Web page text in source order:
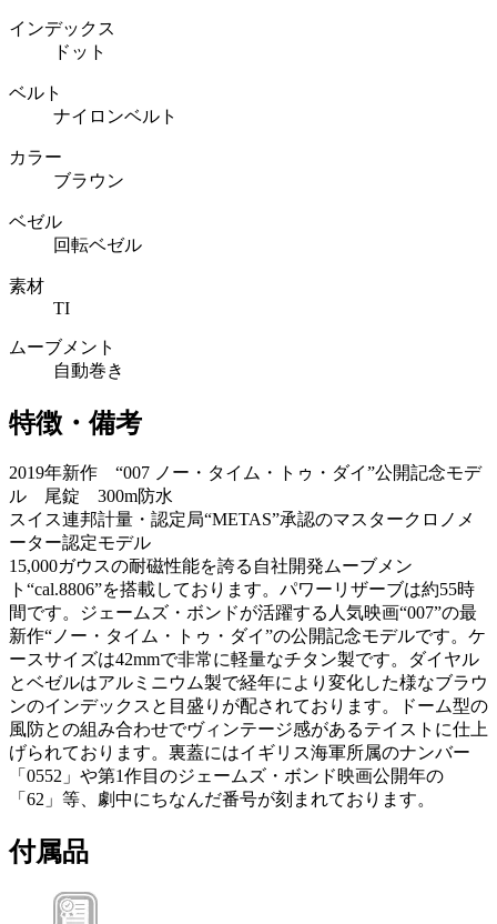
インデックス
ドット
ベルト
ナイロンベルト
カラー
ブラウン
ベゼル
回転ベゼル
素材
TI
ムーブメント
自動巻き
特徴・備考
2019年新作 “007 ノー・タイム・トゥ・ダイ”公開記念モデ
ル 尾錠 300m防水
スイス連邦計量・認定局“METAS”承認のマスタークロノメ
ーター認定モデル
15,000ガウスの耐磁性能を誇る自社開発ムーブメン
ト“cal.8806”を搭載しております。パワーリザーブは約55時
間です。ジェームズ・ボンドが活躍する人気映画“007”の最
新作“ノー・タイム・トゥ・ダイ”の公開記念モデルです。ケ
ースサイズは42mmで非常に軽量なチタン製です。ダイヤル
とベゼルはアルミニウム製で経年により変化した様なブラウ
ンのインデックスと目盛りが配されております。ドーム型の
風防との組み合わせでヴィンテージ感があるテイストに仕上
げられております。裏蓋にはイギリス海軍所属のナンバー
「0552」や第1作目のジェームズ・ボンド映画公開年の
「62」等、劇中にちなんだ番号が刻まれております。
付属品